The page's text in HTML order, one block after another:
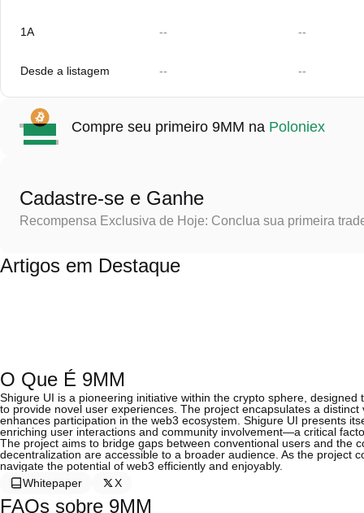
1A -- --
Desde a listagem -- --
Compre seu primeiro 9MM na Poloniex
Cadastre-se e Ganhe
Recompensa Exclusiva de Hoje: Conclua sua primeira
Artigos em Destaque
O Que É 9MM
Shigure UI is a pioneering initiative within the crypto sphere,
to provide novel user experiences. The project encapsulates a
enhances participation in the web3 ecosystem. Shigure UI presents
enriching user interactions and community involvement—a critical
The project aims to bridge gaps between conventional users and the
decentralization are accessible to a broader audience. As the project
navigate the potential of web3 efficiently and enjoyably.
Whitepaper
X
FAQs sobre 9MM